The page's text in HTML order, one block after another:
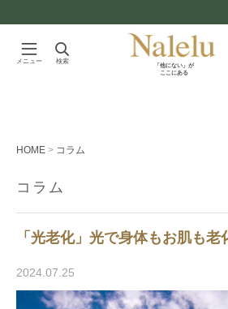
メニュー 検索
「他にない」が
ここにある
HOME コラム
コラム
「光老化」光で身体もお肌も老
2024.07.25